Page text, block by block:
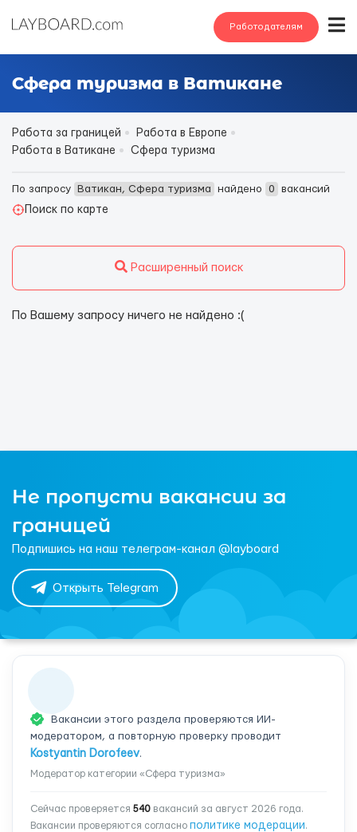
Работодателям
Сфера туризма в Ватикане
Работа за границей
Работа в Европе
Работа в Ватикане
Сфера туризма
По запросу Ватикан, Сфера туризма найдено 0
вакансий
Поиск по карте
Расширенный поиск
По Вашему запросу ничего не найдено :(
Не пропусти вакансии за
границей
Подпишись на наш телеграм-канал @layboard
Открыть Telegram
Вакансии этого раздела проверяются ИИ-
модератором, а повторную проверку проводит
Kostyantin Dorofeev.
Модератор категории «Сфера туризма»
Сейчас проверяется 540 вакансий за август 2026 года.
Вакансии проверяются согласно политике модерации.